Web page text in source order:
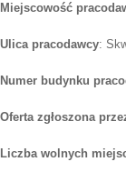
Miejscowość
Ulica pracodawcy:
Numer budynku
Oferta zgłoszona
Liczba wolnych